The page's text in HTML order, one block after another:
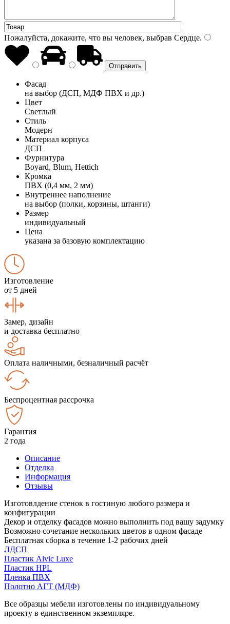
Пожалуйста, докажите, что вы человек, выбрав Сердце.
Фасад
на выбор (ДСП, МДФ ПВХ и др.)
Цвет
Светлый
Стиль
Модерн
Материал корпуса
ДСП
Фурнитура
Boyard, Blum, Hettich
Кромка
ПВХ (0,4 мм, 2 мм)
Внутреннее наполнение
на выбор (полки, корзины, штанги)
Размер
индивидуальный
Цена
указана за базовую комплектацию
Изготовление
от 5 дней
Замер, дизайн
и доставка бесплатно
Оплата наличными, безналичный расчёт
Беспроцентная рассрочка
Гарантия
2 года
Описание
Отделка
Информация
Отзывы
Изготовлдение стенок в гостиную любого размера и
конфигурации
Декор и отделку фасадов можно выполнить под вашу задумку
Возможно сочетание нескольких цветов в одном фасаде
Бесплатная сборка в течение 1-2 рабочих дней
ЛДСП
Пластик Alvic Luxe
Пластик HPL
Пленка ПВХ
Полотно АГТ (МДФ)
Все образцы мебели изготовлены по индивидуальному
проекту в единственном экземпляре.